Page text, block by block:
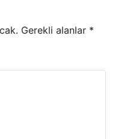
Gerekli alanlar *